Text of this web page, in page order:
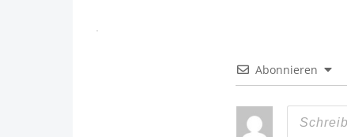
Abonnieren